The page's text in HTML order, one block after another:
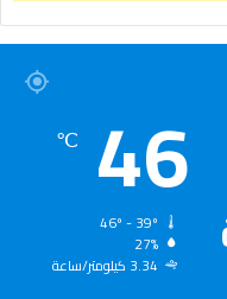
46
℃
27%
3.34 كيلومتر/ساعة